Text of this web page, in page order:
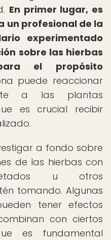
En primer lugar, es
un profesional de la
experimentado
sobre las hierbas
el propósito
puede reaccionar
a las plantas
es crucial recibir
a fondo sobre
de las hierbas con
u otros
tomando. Algunas
tener efectos
con ciertos
es fundamental